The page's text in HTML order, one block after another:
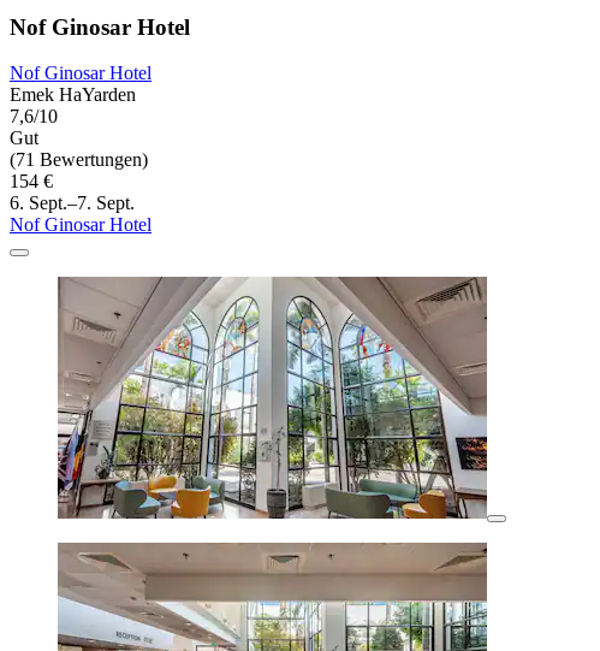
Nof Ginosar Hotel
Nof Ginosar Hotel
Emek HaYarden
7,6/10
Gut
(71 Bewertungen)
154 €
6. Sept.–7. Sept.
Nof Ginosar Hotel